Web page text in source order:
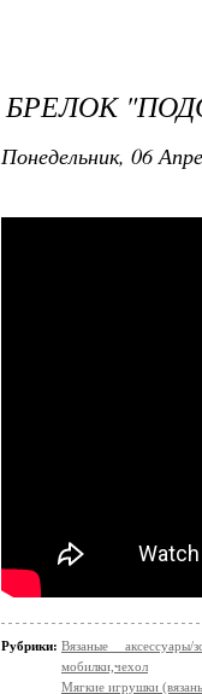
БРЕЛОК
Понедельник, 06
Рубрики: Вязаные
мобилки,чехол
Мягкие игрушки